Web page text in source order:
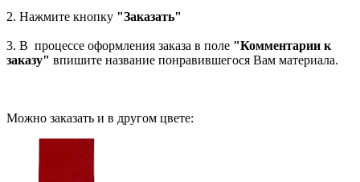
2. Нажмите кнопку "Заказать"
3. В процессе оформления заказа в поле "Комментарии к
заказу" впишите название понравившегося Вам материала.
Можно заказать и в другом цвете: